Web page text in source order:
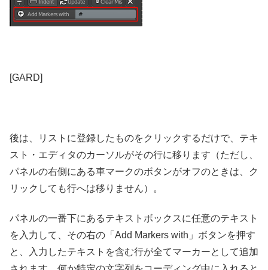
[GARD]
後は、リストに登録したものをクリックするだけで、テキ
スト・エディタのカーソルがその行に移ります（ただし、
パネルの右側にある車マークのボタンがオフのときは、ク
リックしても行へは移りません）。
パネルの一番下にあるテキストボックスに任意のテキスト
を入力して、その右の「Add Markers with」ボタンを押す
と、入力したテキストを含む行が全てマーカーとして追加